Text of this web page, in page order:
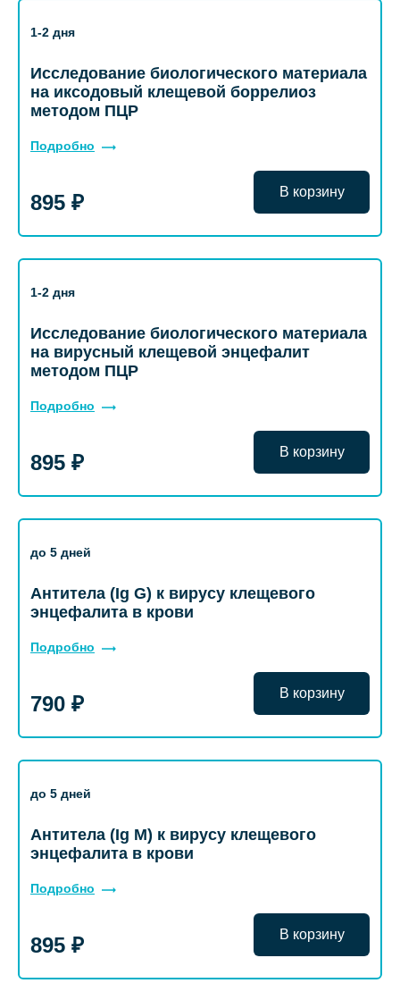
1-2 дня
Исследование биологического материала
на иксодовый клещевой боррелиоз
методом ПЦР
Подробно
895 ₽ В корзину
1-2 дня
Исследование биологического материала
на вирусный клещевой энцефалит
методом ПЦР
Подробно
895 ₽ В корзину
до 5 дней
Антитела (Ig G) к вирусу клещевого
энцефалита в крови
Подробно
790 ₽ В корзину
до 5 дней
Антитела (Ig M) к вирусу клещевого
энцефалита в крови
Подробно
895 ₽ В корзину